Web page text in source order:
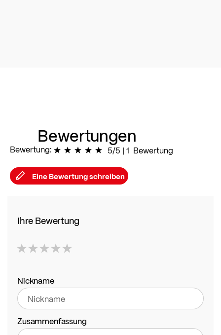
Bewertungen
Bewertung: 100
% of 100
5/5 | 1 Bewertung
Eine Bewertung schreiben
Ihre Bewertung
star
stars
stars
stars
stars
Nickname
Zusammenfassung